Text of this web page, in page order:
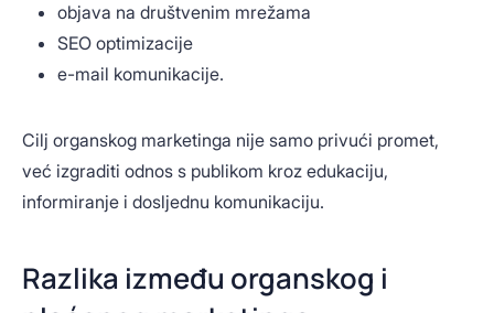
objava na društvenim mrežama
SEO optimizacije
e-mail komunikacije.
Cilj organskog marketinga nije samo privući promet,
već izgraditi odnos s publikom kroz edukaciju,
informiranje i dosljednu komunikaciju.
Razlika između organskog i